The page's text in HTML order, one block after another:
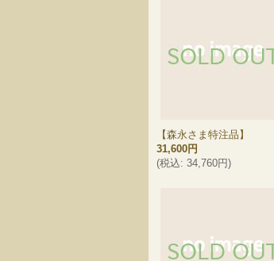
【森永さま特注品】
31,600円
(税込: 34,760円)